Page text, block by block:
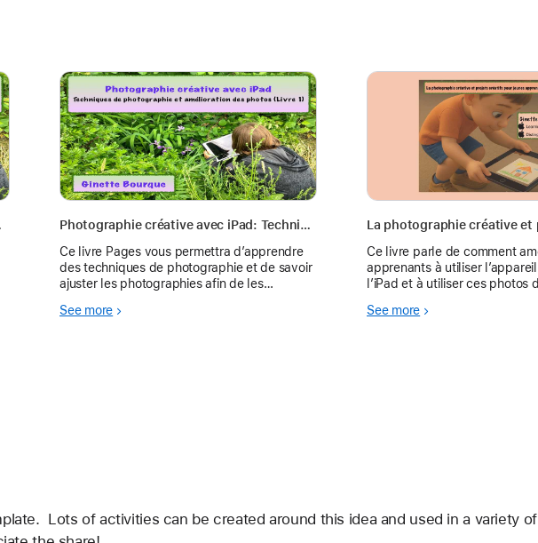
photos
Photographie créative avec iPad: Techniques de photographie et amélioration des photos
Ce livre Pages vous permettra d’apprendre
des techniques de photographie et de savoir
ajuster les photographies afin de les
techniques aux élèves .
See more
Ce livre parle de comment
apprenants à utiliser
l’iPad et à utiliser ces photos
apprentissages avec
See more
Lots of activities can be created around this idea and used in a variety